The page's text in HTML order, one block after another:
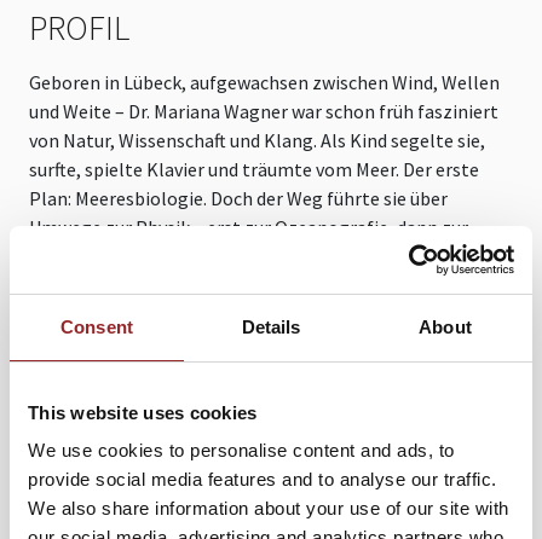
Consent Details About
This website uses cookies
We use cookies to personalise content and ads, to
provide social media features and to analyse our traffic.
We also share information about your use of our site with
PROFIL
Geboren in Lübeck, aufgewachsen zwischen Wind, Wellen
und Weite – Dr. Mariana Wagner war schon früh fasziniert
von Natur, Wissenschaft und Klang. Als Kind segelte sie,
surfte, spielte Klavier und träumte vom Meer. Der erste
Plan: Meeresbiologie. Doch der Weg führte sie über
Umwege zur Physik – erst zur Ozeanografie, dann zur
Astrophysik. Heute ist sie promovierte Physikerin,
Direktorin des Planetariums Hamburg. Eine Kombination,
Begeisterung für das Universum – Sonnenphysik,
interstellarer Staub und Weltraumwetter. Sie erhielt
ein Stipendium an der Hamburger Sternwarte und
untersuchte mithilfe numerischer Simulationen